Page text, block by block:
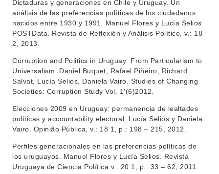
SERVICIOS
LLAMADOS
NOTICIAS
CONTACTO
EDUCACIÓN PERMANENTE
MOVILIDAD ACADÉMICA
Dictaduras y generaciones en Chile y Uruguay. Un
análisis de las preferencias políticas de los ciudadanos
nacidos entre 1930 y 1991. Manuel Flores y Lucía Selios
POSTData. Revista de Reflexión y Análisis Político, v.: 18
2, 2013.
Corruption and Politics in Uruguay: From Particularism to
Universalism. Daniel Buquet, Rafael Piñeiro, Richard
Salvat, Lucía Selios, Daniela Vairo. Studies of Changing
Societies: Corruption Study Vol. 1′(6)2012.
Elecciones 2009 en Uruguay: permanencia de lealtades
políticas y accountability electoral. Lucía Selios y Daniela
Vairo. Opinião Pública, v.: 18 1, p.: 198 – 215, 2012.
Perfiles generacionales en las preferencias políticas de
los uruguayos. Manuel Flores y Lucía Selios. Revista
Uruguaya de Ciencia Política v.: 20 1, p.: 33 – 62, 2011.